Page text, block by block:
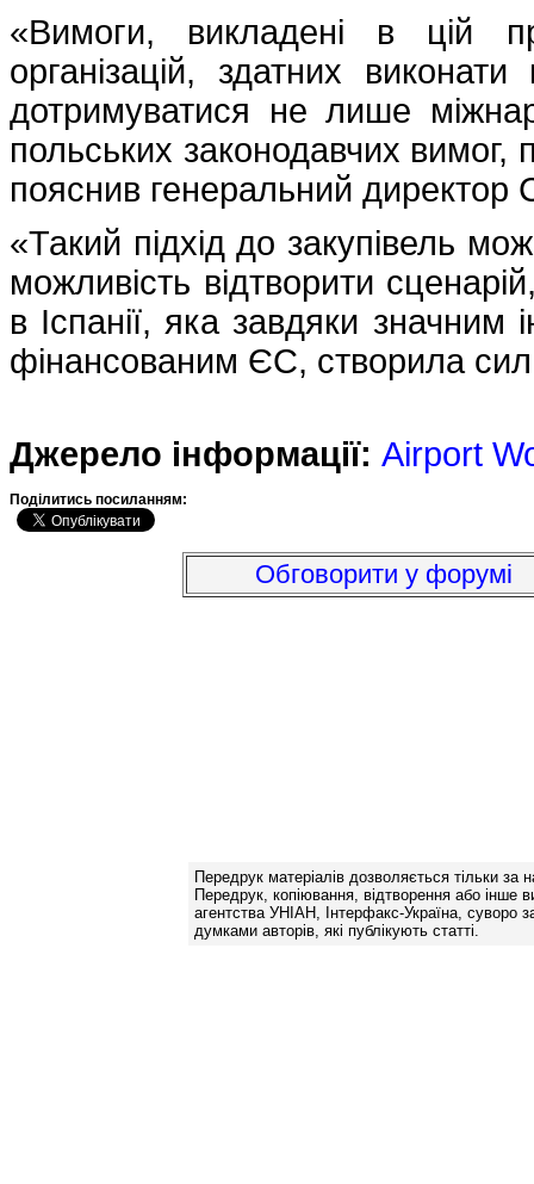
«Вимоги, викладені в цій
організацій, здатних
дотримуватися не лише
польських законодавчих вимог,
пояснив генеральний директор
«Такий підхід до закупівель
можливість відтворити
в Іспанії, яка завдяки значним
фінансованим ЄС, створила
Джерело інформації: Airport
Подiлитись посиланням:
Обговорити у форумі
Передрук матеріалів дозволяється тільки за
Передрук, копіювання, відтворення або інше
агентства УНІАН, Інтерфакс-Україна, суворо
думками авторів, які публікують статті.